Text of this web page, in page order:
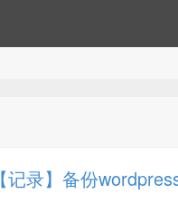
【记录】备份